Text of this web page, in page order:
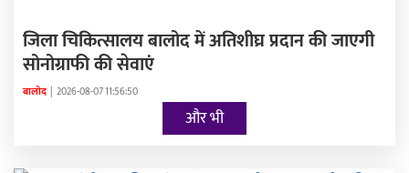
जिला चिकित्सालय बालोद में अतिशीघ्र प्रदान की जाएगी
सोनोग्राफी की सेवाएं
बालोद | 2026-08-07 11:56:50
और भी